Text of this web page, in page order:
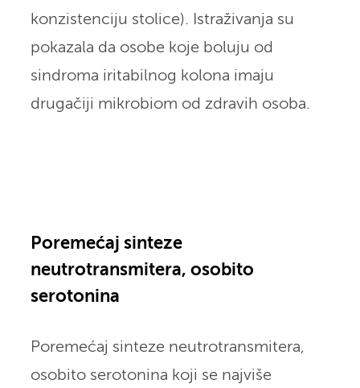
konzistenciju stolice). Istraživanja su
pokazala da osobe koje boluju od
sindroma iritabilnog kolona imaju
drugačiji mikrobiom od zdravih osoba.
Poremećaj sinteze
neutrotransmitera, osobito
serotonina
Poremećaj sinteze neutrotransmitera,
osobito serotonina koji se najviše